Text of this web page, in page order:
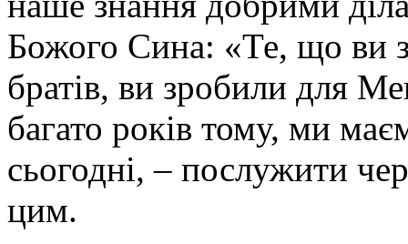
Божого Сина: «Те, що ви
братів, ви зробили для
багато років тому, ми
сьогодні, – послужити
цим.